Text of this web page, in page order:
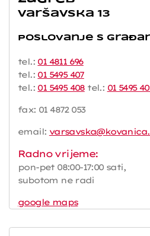
Varšavska 13
Poslovanje s
tel.: 01 4811 696
tel.: 01 5495 407
tel.: 01 5495 408tel.: 01 5495
fax: 01 4872 053
email:
Radno vrijeme:
pon-pet 08:00-17:00 sati,
subotom ne radi
google maps